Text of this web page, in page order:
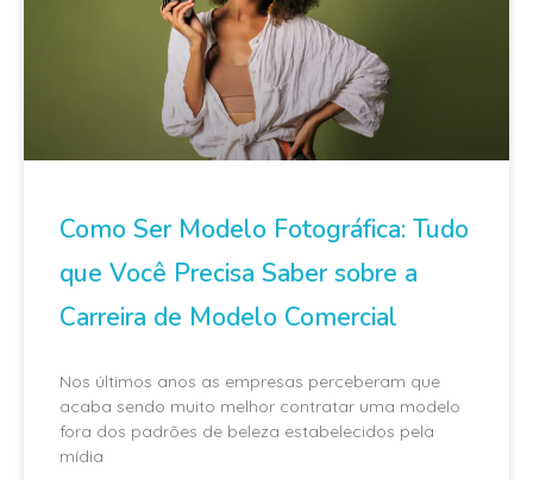
Como Ser Modelo Fotográfica: Tudo
que Você Precisa Saber sobre a
Carreira de Modelo Comercial
Nos últimos anos as empresas perceberam que
acaba sendo muito melhor contratar uma modelo
fora dos padrões de beleza estabelecidos pela
mídia